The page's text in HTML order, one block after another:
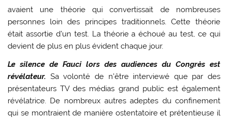
avaient une théorie qui convertissait de nombreuses
personnes loin des principes traditionnels. Cette théorie
était assortie d’un test. La théorie a échoué au test, ce qui
devient de plus en plus évident chaque jour.
Le silence de Fauci lors des audiences du Congrès est
révélateur. Sa volonté de n’être interviewé que par des
présentateurs TV des médias grand public est également
révélatrice. De nombreux autres adeptes du confinement
qui se montraient de manière ostentatoire et prétentieuse il